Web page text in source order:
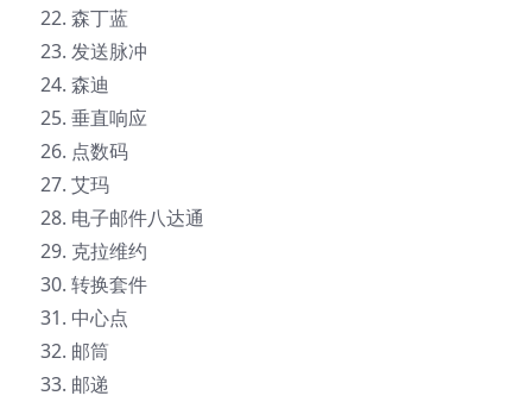
森丁蓝
发送脉冲
森迪
垂直响应
点数码
艾玛
电子邮件八达通
克拉维约
转换套件
中心点
邮筒
邮递